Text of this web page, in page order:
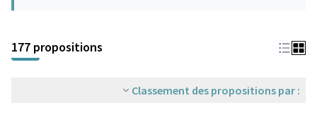
177 propositions
Classement des propositions par :